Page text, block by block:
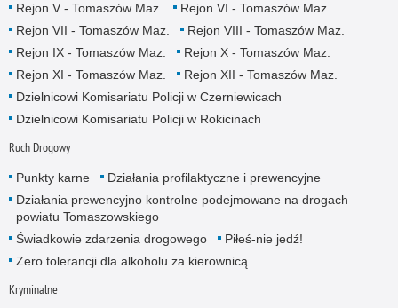
Rejon V - Tomaszów Maz.
Rejon VI - Tomaszów Maz.
Rejon VII - Tomaszów Maz.
Rejon VIII - Tomaszów Maz.
Rejon IX - Tomaszów Maz.
Rejon X - Tomaszów Maz.
Rejon XI - Tomaszów Maz.
Rejon XII - Tomaszów Maz.
Dzielnicowi Komisariatu Policji w Czerniewicach
Dzielnicowi Komisariatu Policji w Rokicinach
Ruch Drogowy
Punkty karne
Działania profilaktyczne i prewencyjne
Działania prewencyjno kontrolne podejmowane na drogach
powiatu Tomaszowskiego
Świadkowie zdarzenia drogowego
Piłeś-nie jedź!
Zero tolerancji dla alkoholu za kierownicą
Kryminalne